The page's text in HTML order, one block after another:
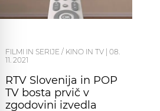
FILMI IN SERIJE / KINO IN TV 08.
11. 2021
RTV Slovenija in POP
TV bosta prvič v
zgodovini izvedla